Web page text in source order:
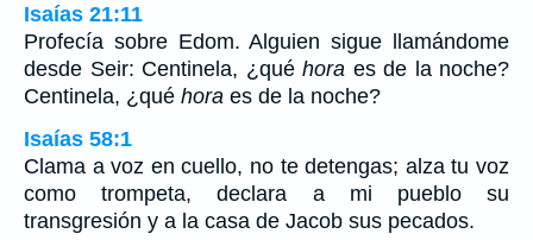
Isaías 21:11
Profecía sobre Edom. Alguien sigue llamándome
desde Seir: Centinela, ¿qué hora es de la noche?
Centinela, ¿qué hora es de la noche?
Isaías 58:1
Clama a voz en cuello, no te detengas; alza tu voz
como trompeta, declara a mi pueblo su
transgresión y a la casa de Jacob sus pecados.